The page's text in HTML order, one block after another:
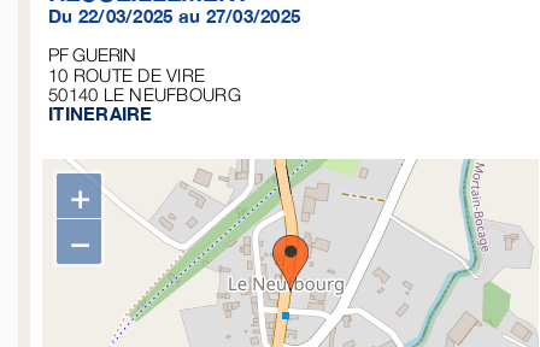
Du 22/03/2025 au 27/03/2025
PF GUERIN
10 ROUTE DE VIRE
50140 LE NEUFBOURG
ITINERAIRE
+
−